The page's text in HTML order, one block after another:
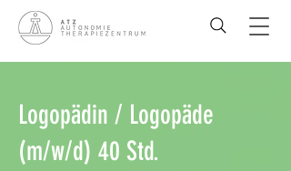
Logopädin / Logopäde
(m/w/d) 40 Std.